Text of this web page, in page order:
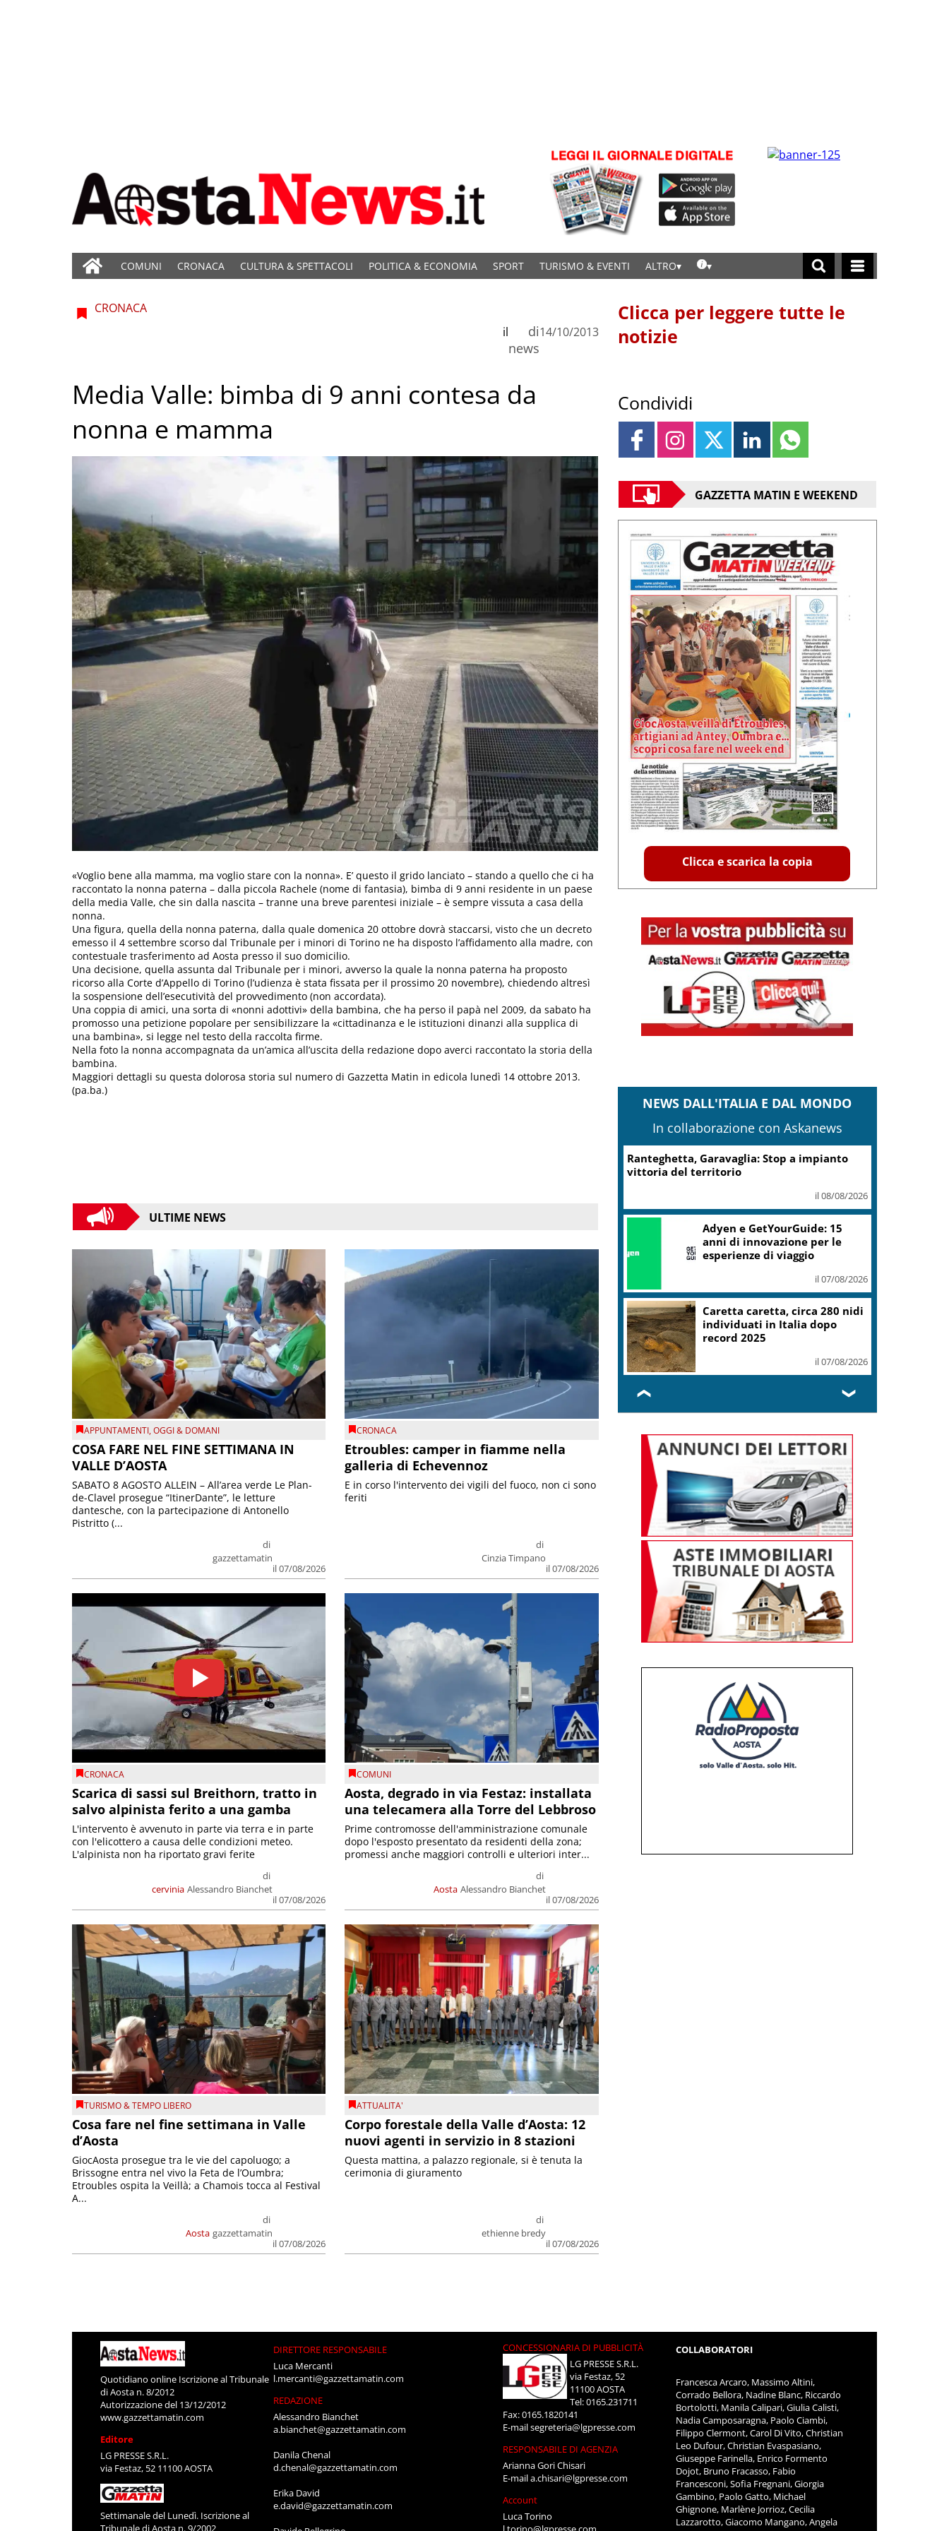
COMUNI CRONACA CULTURA & SPETTACOLI POLITICA & ECONOMIA SPORT TURISMO & EVENTI ALTRO
CRONACA
di
news
il 14/10/2013
Media Valle: bimba di 9 anni contesa da
nonna e mamma
«Voglio bene alla mamma, ma voglio stare con la nonna». E’ questo il grido lanciato – stando a quello che ci ha
raccontato la nonna paterna – dalla piccola Rachele (nome di fantasia), bimba di 9 anni residente in un paese
della media Valle, che sin dalla nascita – tranne una breve parentesi iniziale – è sempre vissuta a casa della
nonna.
Una figura, quella della nonna paterna, dalla quale domenica 20 ottobre dovrà staccarsi, visto che un decreto
emesso il 4 settembre scorso dal Tribunale per i minori di Torino ne ha disposto l’affidamento alla madre, con
contestuale trasferimento ad Aosta presso il suo domicilio.
Una decisione, quella assunta dal Tribunale per i minori, avverso la quale la nonna paterna ha proposto
ricorso alla Corte d’Appello di Torino (l’udienza è stata fissata per il prossimo 20 novembre), chiedendo altresì
la sospensione dell’esecutività del provvedimento (non accordata).
Una coppia di amici, una sorta di «nonni adottivi» della bambina, che ha perso il papà nel 2009, da sabato ha
promosso una petizione popolare per sensibilizzare la «cittadinanza e le istituzioni dinanzi alla supplica di
una bambina», si legge nel testo della raccolta firme.
Nella foto la nonna accompagnata da un’amica all’uscita della redazione dopo averci raccontato la storia della
bambina.
Maggiori dettagli su questa dolorosa storia sul numero di Gazzetta Matin in edicola lunedì 14 ottobre 2013.
(pa.ba.)
ULTIME NEWS
APPUNTAMENTI,OGGI & DOMANI
COSA FARE NEL FINE SETTIMANA IN
VALLE D’AOSTA
di
gazzettamatin
il 07/08/2026
SABATO 8 AGOSTO ALLEIN – All’area verde Le Plan-
de-Clavel prosegue “ItinerDante”, le letture
dantesche, con la partecipazione di Antonello
Pistritto (...
CRONACA
Etroubles: camper in fiamme nella
galleria di Echevennoz
di
Cinzia Timpano
il 07/08/2026
E in corso l'intervento dei vigili del fuoco, non ci sono
feriti
CRONACA
Scarica di sassi sul Breithorn, tratto in
salvo alpinista ferito a una gamba
cervinia
di
Alessandro Bianchet
il 07/08/2026
L'intervento è avvenuto in parte via terra e in parte
con l'elicottero a causa delle condizioni meteo.
L'alpinista non ha riportato gravi ferite
COMUNI
Aosta, degrado in via Festaz: installata
una telecamera alla Torre del Lebbroso
Aosta
di
Alessandro Bianchet
il 07/08/2026
Prime contromosse dell'amministrazione comunale
dopo l'esposto presentato da residenti della zona;
promessi anche maggiori controlli e ulteriori inter...
TURISMO & TEMPO LIBERO
Cosa fare nel fine settimana in Valle
d’Aosta
Aosta
di
gazzettamatin
il 07/08/2026
GiocAosta prosegue tra le vie del capoluogo; a
Brissogne entra nel vivo la Feta de l’Oumbra;
Etroubles ospita la Veillà; a Chamois tocca al Festival
A...
ATTUALITA'
Corpo forestale della Valle d’Aosta: 12
nuovi agenti in servizio in 8 stazioni
di
ethienne bredy
il 07/08/2026
Questa mattina, a palazzo regionale, si è tenuta la
cerimonia di giuramento
Clicca per leggere tutte le
notizie
Condividi
GAZZETTA MATIN E WEEKEND
Clicca e scarica la copia
NEWS DALL'ITALIA E DAL MONDO
In collaborazione con Askanews
Ranteghetta, Garavaglia: Stop a impianto
vittoria del territorio
il 08/08/2026
Adyen e GetYourGuide: 15
anni di innovazione per le
esperienze di viaggio
il 07/08/2026
Caretta caretta, circa 280 nidi
individuati in Italia dopo
record 2025
il 07/08/2026
❮ ❯
Quotidiano online Iscrizione al Tribunale
di Aosta n. 8/2012
Autorizzazione del 13/12/2012
www.gazzettamatin.com
Editore
LG PRESSE S.R.L.
via Festaz, 52 11100 AOSTA
Settimanale del Lunedì. Iscrizione al
Tribunale di Aosta n. 9/2002
DIRETTORE RESPONSABILE
Luca Mercanti
l.mercanti@gazzettamatin.com
REDAZIONE
Alessandro Bianchet
a.bianchet@gazzettamatin.com
Danila Chenal
d.chenal@gazzettamatin.com
Erika David
e.david@gazzettamatin.com
CONCESSIONARIA DI PUBBLICITÀ
LG PRESSE S.R.L.
via Festaz, 52
11100 AOSTA
Tel: 0165.231711
Fax: 0165.1820141
E-mailsegreteria@lgpresse.com
RESPONSABILE DI AGENZIA
Arianna Gori Chisari
E-maila.chisari@lgpresse.com
Account
Luca Torino
COLLABORATORI
Francesca Arcaro, Massimo Altini,
Corrado Bellora, Nadine Blanc, Riccardo
Bortolotti, Manila Calipari, Giulia Calisti,
Nadia Camposaragna, Paolo Ciambi,
Filippo Clermont, Carol Di Vito, Christian
Leo Dufour, Christian Evaspasiano,
Giuseppe Farinella, Enrico Formento
Dojot, Bruno Fracasso, Fabio
Francesconi, Sofia Fregnani, Giorgia
Gambino, Paolo Gatto, Michael
Ghignone, Marlène Jorrioz, Cecilia
Lazzarotto, Giacomo Mangano, Angela